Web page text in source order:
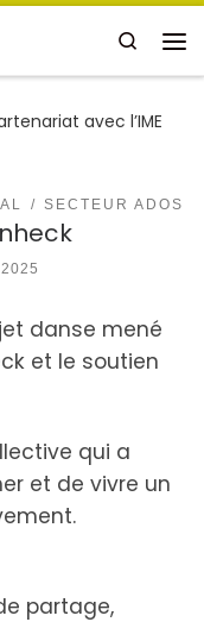
Search
avec l’IME
SECTEUR ADOS
danse mené
et le soutien
qui a
et de vivre un
partage,